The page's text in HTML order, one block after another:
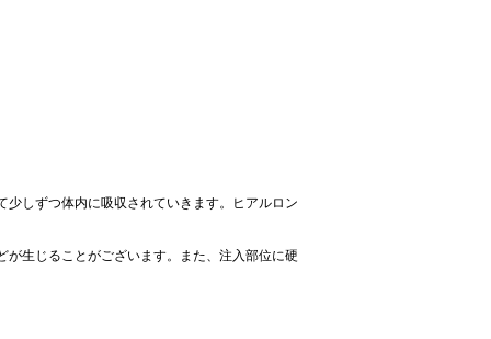
しずつ体内に吸収されていきます。ヒアルロン
生じることがございます。また、注入部位に硬